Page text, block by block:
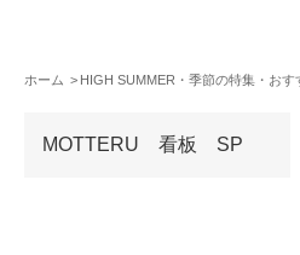
ホーム HIGH SUMMER・季節の特集・おす
MOTTERU 看板 SP